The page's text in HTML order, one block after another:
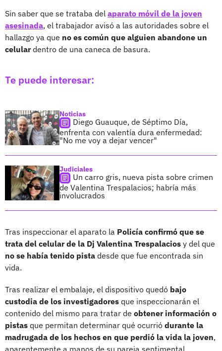
Sin saber que se trataba del aparato móvil de la joven
asesinada, el trabajador avisó a las autoridades sobre el
hallazgo ya que no es común que alguien abandone un
celulardentro de una caneca de basura.
Te puede interesar:
Noticias
Diego Guauque, de Séptimo Día,
enfrenta con valentía dura enfermedad:
"No me voy a dejar vencer"
Judiciales
Un carro gris, nueva pista sobre crimen
de Valentina Trespalacios; habría más
involucrados
Tras inspeccionar el aparato la Policía confirmó que se
trata del celular de la Dj Valentina Trespalacios y del que
no se había tenido pista desde que fue encontrada sin
vida.
Tras realizar el embalaje, el dispositivo quedó bajo
custodia de los investigadores que inspeccionarán el
contenido del mismo para tratar de obtener información o
pistas que permitan determinar qué ocurrió durante la
madrugada de los hechos en que perdió la vida la joven,
aparentemente a manos de su pareja sentimental.